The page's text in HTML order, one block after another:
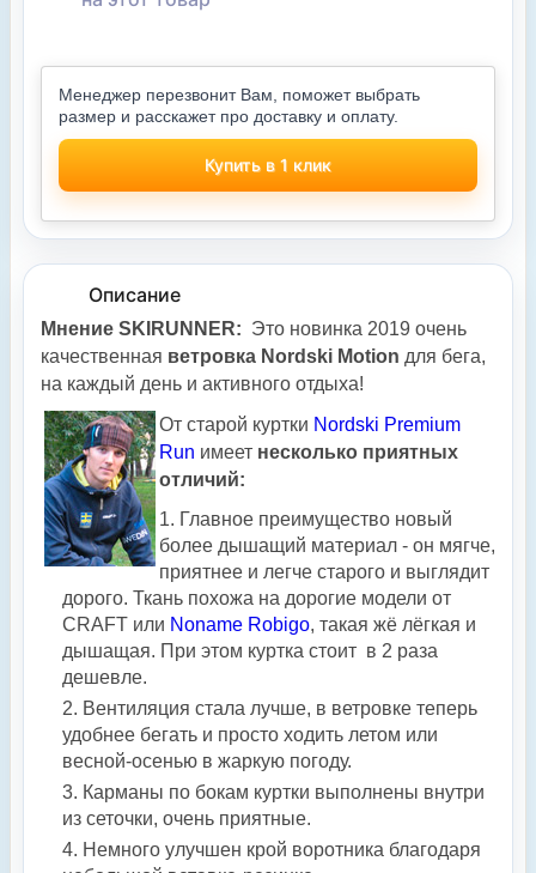
Менеджер перезвонит Вам, поможет выбрать
размер и расскажет про доставку и оплату.
Купить в 1 клик
Описание
Мнение SKIRUNNER: Это новинка 2019 очень
качественная ветровка Nordski Motion для бега,
на каждый день и активного отдыха!
От старой куртки Nordski Premium
Run имеет несколько приятных
отличий:
Главное преимущество новый
более дышащий материал - он мягче,
приятнее и легче старого и выглядит
дорого. Ткань похожа на дорогие модели от
CRAFT или Noname Robigo, такая жё лёгкая и
дышащая. При этом куртка стоит в 2 раза
дешевле.
Вентиляция стала лучше, в ветровке теперь
удобнее бегать и просто ходить летом или
весной-осенью в жаркую погоду.
Карманы по бокам куртки выполнены внутри
из сеточки, очень приятные.
Немного улучшен крой воротника благодаря